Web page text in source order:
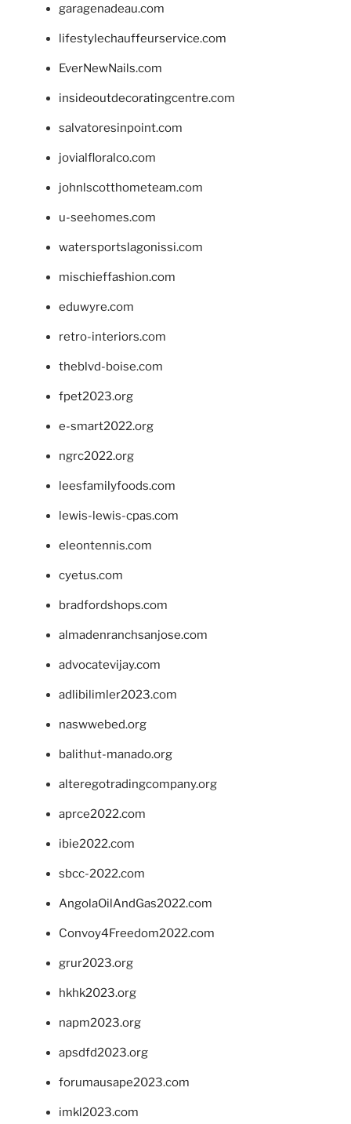
garagenadeau.com
lifestylechauffeurservice.com
EverNewNails.com
insideoutdecoratingcentre.com
salvatoresinpoint.com
jovialfloralco.com
johnlscotthometeam.com
u-seehomes.com
watersportslagonissi.com
mischieffashion.com
eduwyre.com
retro-interiors.com
theblvd-boise.com
fpet2023.org
e-smart2022.org
ngrc2022.org
leesfamilyfoods.com
lewis-lewis-cpas.com
eleontennis.com
cyetus.com
bradfordshops.com
almadenranchsanjose.com
advocatevijay.com
adlibilimler2023.com
naswwebed.org
balithut-manado.org
alteregotradingcompany.org
aprce2022.com
ibie2022.com
sbcc-2022.com
AngolaOilAndGas2022.com
Convoy4Freedom2022.com
grur2023.org
hkhk2023.org
napm2023.org
apsdfd2023.org
forumausape2023.com
imkl2023.com